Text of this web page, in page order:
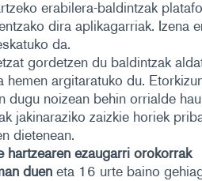
erabilera-baldintzak
dira aplikagarriak. Izena
da.
gordetzen du baldintzak
hemen argitaratuko du.
dugu noizean behin orrialde
jakinaraziko zaizkie horiek
dietenean.
hartzearen ezaugarri orokorrak
duen eta 16 urte baino